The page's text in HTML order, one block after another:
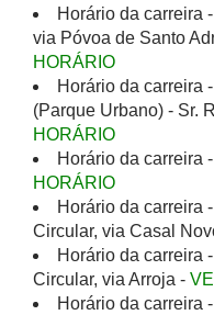
Horário da carreira
via Póvoa de Santo
HORÁRIO
Horário da carreira
(Parque Urbano) - Sr.
HORÁRIO
Horário da carreira
HORÁRIO
Horário da carreira
Circular, via Casal
Horário da carreira
Circular, via Arroja -
Horário da carreira